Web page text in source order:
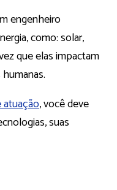
engenheiro
como: solar,
que elas impactam
atuação, você deve
suas